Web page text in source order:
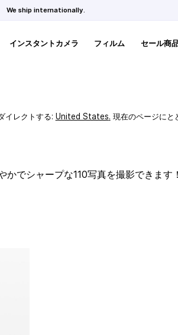
We ship internationally.
インスタントカメラ フィルム セール商
イレクトする: United States. 現在のページにと
かでシャープな110写真を撮影できます